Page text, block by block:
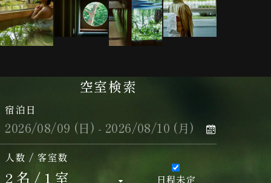
空室検索
宿泊日
日程未定
人数 / 客室数